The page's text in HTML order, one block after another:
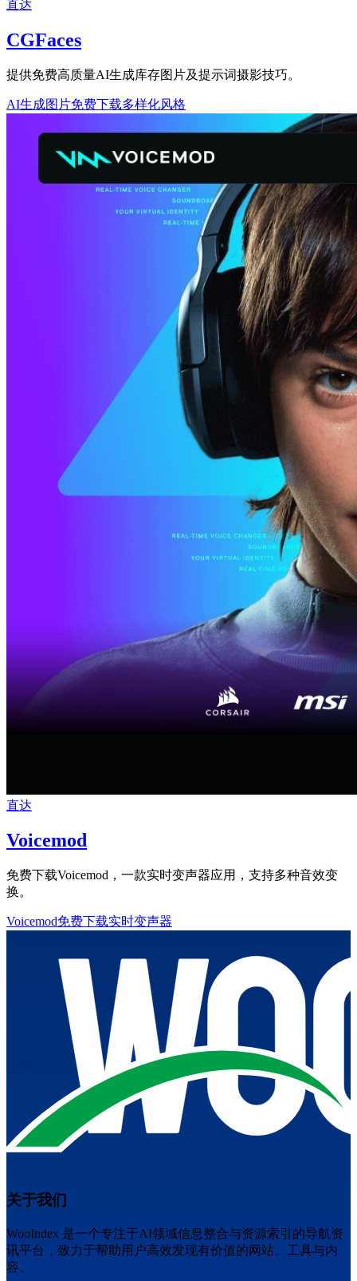
直达
CGFaces
提供免费高质量AI生成库存图片及提示词摄影技巧。
AI生成图片免费下载多样化风格
直达
Voicemod
免费下载Voicemod，一款实时变声器应用，支持多种音效变
换。
Voicemod免费下载实时变声器
关于我们
WooIndex 是一个专注于AI领域信息整合与资源索引的导航资
讯平台，致力于帮助用户高效发现有价值的网站、工具与内
容。